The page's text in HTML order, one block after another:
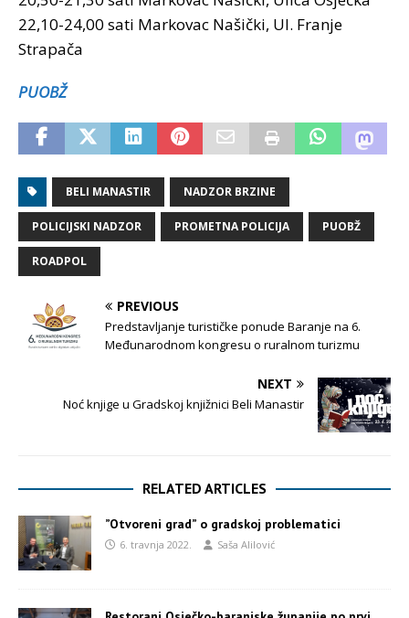
22,10-24,00 sati Markovac Našički, Ul. Franje
Strapača
PUOBŽ
BELI MANASTIR NADZOR BRZINE
POLICIJSKI NADZOR PROMETNA POLICIJA PUOBŽ
ROADPOL
PREVIOUS
Predstavljanje turističke ponude Baranje na 6.
Međunarodnom kongresu o ruralnom turizmu
NEXT
Noć knjige u Gradskoj knjižnici Beli Manastir
RELATED ARTICLES
”Otvoreni grad” o gradskoj problematici
6. travnja 2022. Saša Alilović